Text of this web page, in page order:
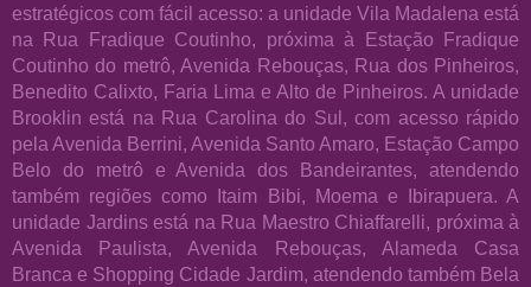
estratégicos com fácil acesso: a unidade Vila Madalena está
na Rua Fradique Coutinho, próxima à Estação Fradique
Coutinho do metrô, Avenida Rebouças, Rua dos Pinheiros,
Benedito Calixto, Faria Lima e Alto de Pinheiros. A unidade
Brooklin está na Rua Carolina do Sul, com acesso rápido
pela Avenida Berrini, Avenida Santo Amaro, Estação Campo
Belo do metrô e Avenida dos Bandeirantes, atendendo
também regiões como Itaim Bibi, Moema e Ibirapuera. A
unidade Jardins está na Rua Maestro Chiaffarelli, próxima à
Avenida Paulista, Avenida Rebouças, Alameda Casa
Branca e Shopping Cidade Jardim, atendendo também Bela